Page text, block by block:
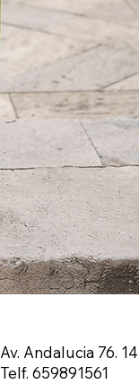
Av. Andalucia 76.
Telf. 659891561